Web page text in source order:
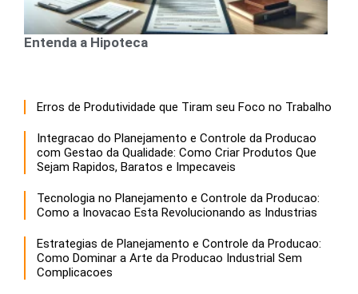
Entenda a Hipoteca
Erros de Produtividade que Tiram seu Foco no Trabalho
Integracao do Planejamento e Controle da Producao
com Gestao da Qualidade: Como Criar Produtos Que
Sejam Rapidos, Baratos e Impecaveis
Tecnologia no Planejamento e Controle da Producao:
Como a Inovacao Esta Revolucionando as Industrias
Estrategias de Planejamento e Controle da Producao:
Como Dominar a Arte da Producao Industrial Sem
Complicacoes